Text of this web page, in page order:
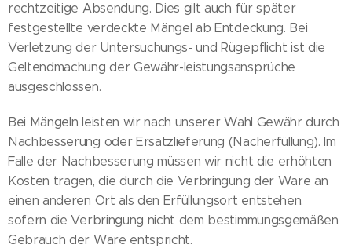
rechtzeitige Absendung. Dies gilt auch für später
festgestellte verdeckte Mängel ab Entdeckung. Bei
Verletzung der Untersuchungs- und Rügepflicht ist die
Geltendmachung der Gewähr-leistungsansprüche
ausgeschlossen.
Bei Mängeln leisten wir nach unserer Wahl Gewähr durch
Nachbesserung oder Ersatzlieferung (Nacherfüllung). Im
Falle der Nachbesserung müssen wir nicht die erhöhten
Kosten tragen, die durch die Verbringung der Ware an
einen anderen Ort als den Erfüllungsort entstehen,
sofern die Verbringung nicht dem bestimmungsgemäßen
Gebrauch der Ware entspricht.